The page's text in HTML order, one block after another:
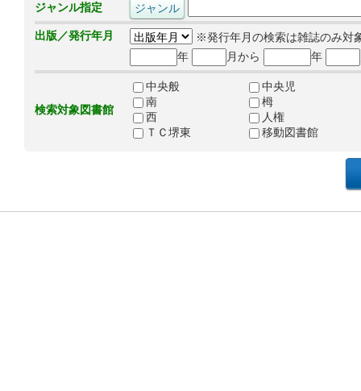
ジャンル指定
出版／発行年月
※発行年月の検索は雑誌のみ対
年
月から 年
検索対象図書館
中央般
中央児
南
栂
西
人権
ＴＣ堺東
移動図書館